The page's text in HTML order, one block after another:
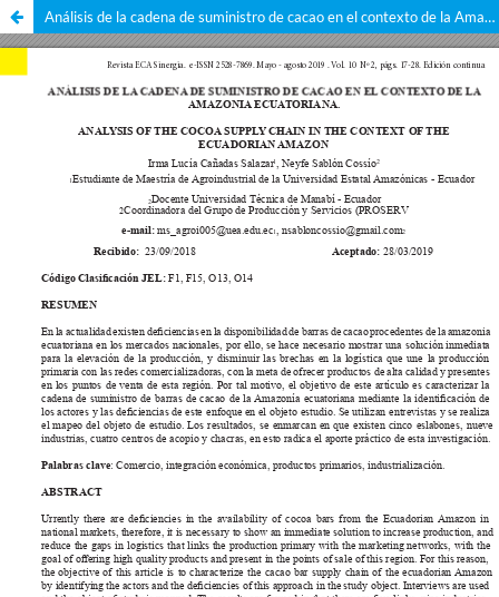
Análisis de la cadena de suministro de cacao en el contexto de la Amazonia ecuatoriana.